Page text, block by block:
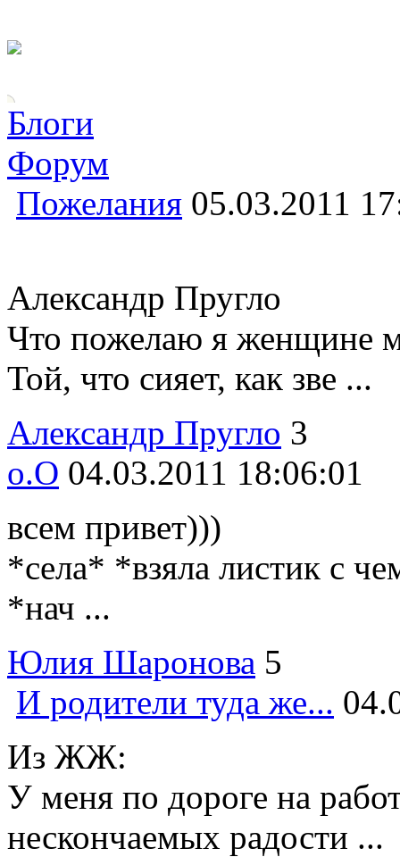
Блоги
Форум
Пожелания 05.03.2011
Александр Пругло
Что пожелаю я женщине
Той, что сияет, как зве ...
Александр Пругло 3
о.О 04.03.2011 18:06:01
всем привет)))
*села* *взяла листик с
*нач ...
Юлия Шаронова 5
И родители туда же...
Из ЖЖ:
У меня по дороге на
нескончаемых радости ...